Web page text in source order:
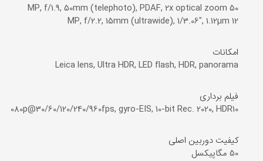
12 MP, f/2.2, 15mm (ultrawide), 1/3.06", 1.12µm
امکانات
Leica lens, Ultra HDR, LED flash, HDR, panorama
فیلم برداری
60/120/240/960fps, gyro-EIS, 10-bit Rec. 2020, HDR10+
کیفیت دوربین اصلی
50 مگاپیکسل